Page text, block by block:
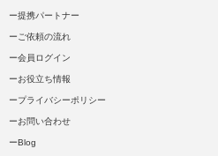
ー提携パートナー
ーご依頼の流れ
ー会員ログイン
ーお役立ち情報
ープライバシーポリシー
ーお問い合わせ
ーBlog